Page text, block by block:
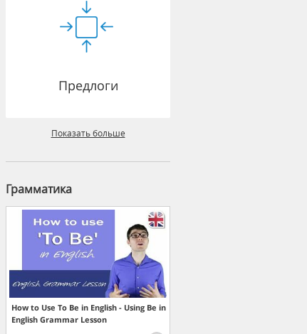
Предлоги
Показать больше
Грамматика
How to Use To Be in English - Using Be in
English Grammar Lesson